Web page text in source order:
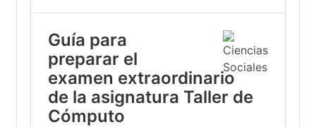
Guía para
preparar el
examen extraordinario
de la asignatura Taller de
Cómputo